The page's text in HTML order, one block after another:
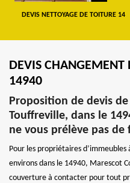
DEVIS NETTOYAGE DE TOITURE 14
DEVIS CHANGEMENT
14940
Proposition de devis
Touffreville, dans le
ne vous prélève pas de
Pour les propriétaires d’immeubles
environs dans le 14940, Marescot
couverture à contacter pour tout